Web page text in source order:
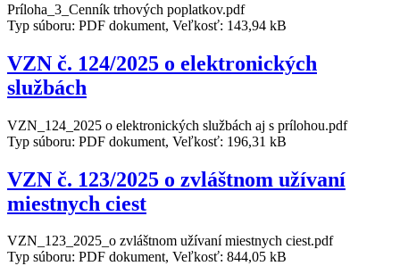
Príloha_3_Cenník trhových poplatkov.pdf
Typ súboru: PDF dokument, Veľkosť: 143,94 kB
VZN č. 124/2025 o elektronických
službách
VZN_124_2025 o elektronických službách aj s prílohou.pdf
Typ súboru: PDF dokument, Veľkosť: 196,31 kB
VZN č. 123/2025 o zvláštnom užívaní
miestnych ciest
VZN_123_2025_o zvláštnom užívaní miestnych ciest.pdf
Typ súboru: PDF dokument, Veľkosť: 844,05 kB